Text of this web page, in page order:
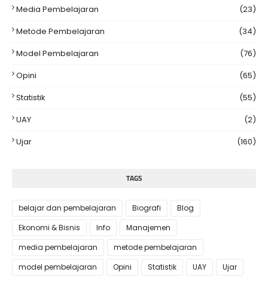
Media Pembelajaran
(23)
Metode Pembelajaran
(34)
Model Pembelajaran
(76)
Opini
(65)
Statistik
(55)
UAY
(2)
Ujar
(160)
TAGS
belajar dan pembelajaran Biografi
Blog
Ekonomi & Bisnis
Info
Manajemen
media pembelajaran
metode pembelajaran
model pembelajaran
Opini Statistik UAY Ujar